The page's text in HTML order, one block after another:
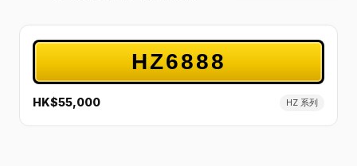
HZ6888
HK$55,000 HZ 系列